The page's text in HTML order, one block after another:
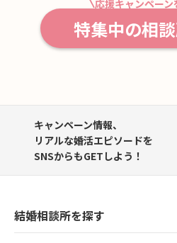
応援キャンペーン
特集中の相
キャンペーン情報、
リアルな婚活エピソードを
SNSからもGETしよう！
結婚相談所を探す